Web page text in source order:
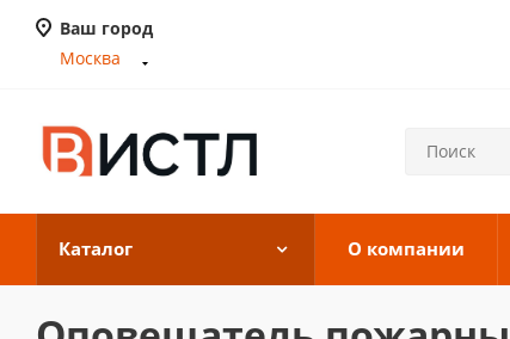
Ваш город
Москва
Каталог О компании